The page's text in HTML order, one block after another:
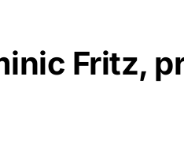
Fritz,